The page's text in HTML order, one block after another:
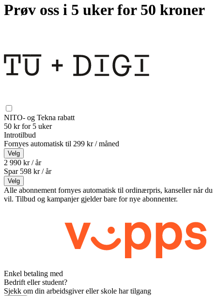
Prøv oss i 5 uker for 50 kroner
NITO- og Tekna rabatt
50 kr for 5 uker
Introtilbud
Fornyes automatisk til 299 kr / måned
Velg
2 990 kr / år
Spar 598 kr /år
Velg
Alle abonnement fornyes automatisk til ordinærpris, kanseller når du
vil. Tilbud og kampanjer gjelder bare for nye abonnenter.
Enkel betaling med
Bedrift eller student?
Sjekk om din arbeidsgiver eller skole har tilgang